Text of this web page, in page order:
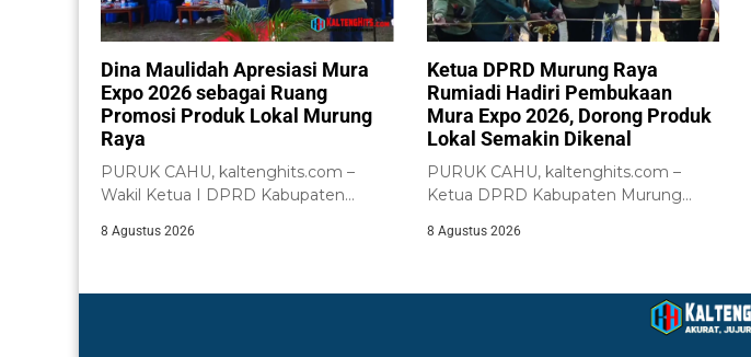
Dina Maulidah Apresiasi Mura
Expo 2026 sebagai Ruang
Promosi Produk Lokal Murung
Raya
PURUK CAHU, kaltenghits.com –
Wakil Ketua I DPRD Kabupaten
8 Agustus 2026
Ketua DPRD Murung Raya
Rumiadi Hadiri Pembukaan
Mura Expo 2026, Dorong Produk
Lokal Semakin Dikenal
PURUK CAHU, kaltenghits.com –
Ketua DPRD Kabupaten Murung
pembukaan...
8 Agustus 2026